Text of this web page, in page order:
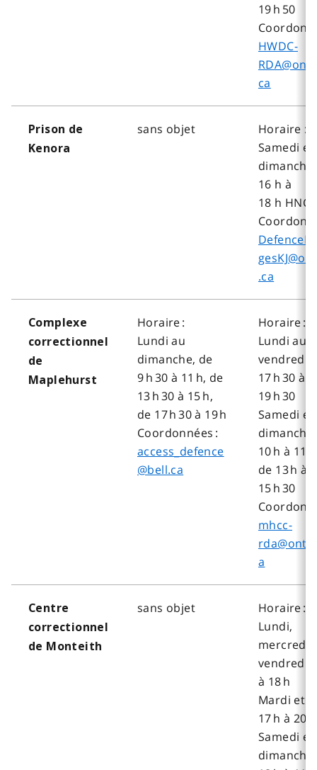
19 h 50
HWDC-
ca
Prison de
Kenora
sans objet
Horaire :
Samedi et
16 h à
18 h HNC
.ca
Complexe
correctionnel
de
Maplehurst
Horaire :
Lundi au
dimanche, de
9 h 30 à 11 h, de
13 h 30 à 15 h,
de 17 h 30 à 19 h
Coordonnées :
access_defence
@bell.ca
Horaire :
Lundi au
vendredi,
17 h 30 à
19 h 30
Samedi et
10 h à 11
de 13 h à
15 h 30
mhcc-
a
Centre
correctionnel
de Monteith
sans objet
Horaire :
Lundi,
mercredi
vendredi,
à 18 h
Mardi et
17 h à 20
Samedi et